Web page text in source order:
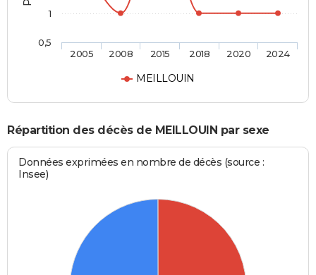
MEILLOUIN
2005 2008 2015 2018 2020 2024
0,5
1
Répartition des décès de MEILLOUIN par sexe
Données exprimées en nombre de décès (source :
Insee)